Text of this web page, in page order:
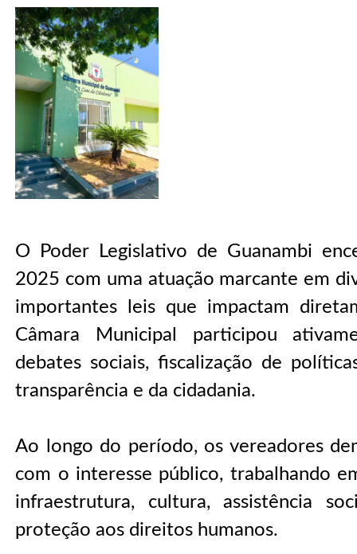
O Poder Legislativo de Guanambi
2025 com uma atuação marcante em
importantes leis que impactam
Câmara Municipal participou
debates sociais, fiscalização de
transparência e da cidadania.
Ao longo do período, os vereadores
com o interesse público, trabalhando
infraestrutura, cultura, assistência
proteção aos direitos humanos.